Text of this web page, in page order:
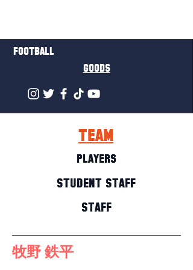
FOOTBALL
GOODS
TEAM
PLAYERS
STUDENT STAFF
STAFF
牧野 鉄平